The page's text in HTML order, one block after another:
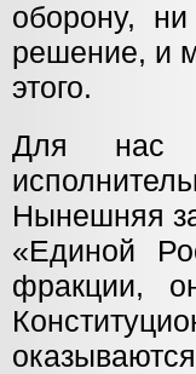
оборону,
решение, и
этого.
Для нас
Нынешняя
«Единой
фракции,